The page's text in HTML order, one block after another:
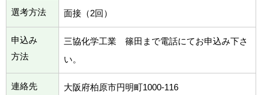
選考方法 面接（2回）
申込み
方法
三協化学工業 篠田まで電話にてお申込み下さ
い。
連絡先
大阪府柏原市円明町1000-116